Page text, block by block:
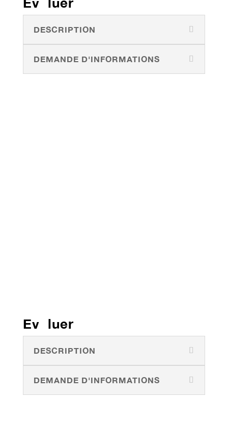
DESCRIPTION
DEMANDE D'INFORMATIONS
Ev luer
DESCRIPTION
DEMANDE D'INFORMATIONS